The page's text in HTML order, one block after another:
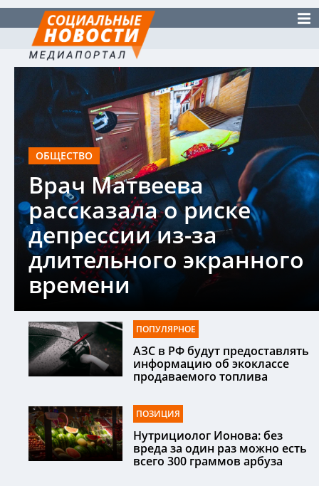
ОБЩЕСТВО
Врач Матвеева
рассказала о риске
депрессии из-за
длительного экранного
времени
ПОПУЛЯРНОЕ
АЗС в РФ будут предоставлять
информацию об экоклассе
продаваемого топлива
ПОЗИЦИЯ
Нутрициолог Ионова: без
вреда за один раз можно есть
всего 300 граммов арбуза